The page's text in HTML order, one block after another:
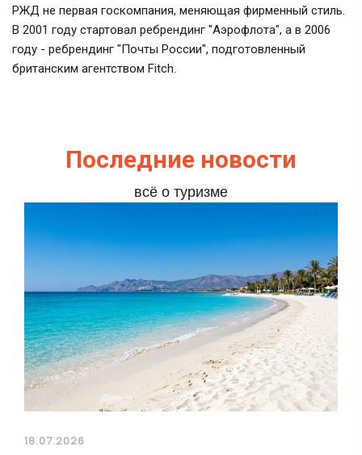
РЖД не первая госкомпания, меняющая фирменный стиль.
В 2001 году стартовал ребрендинг "Аэрофлота", а в 2006
году - ребрендинг "Почты России", подготовленный
британским агентством Fitch.
Последние новости
всё о туризме
18.07.2026